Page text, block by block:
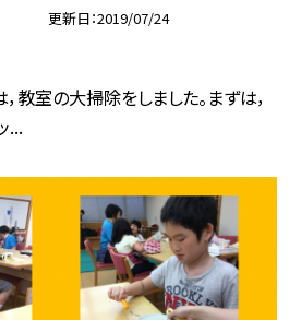
更新日 2019/07/24
教室の大掃除をしました。まずは，
...